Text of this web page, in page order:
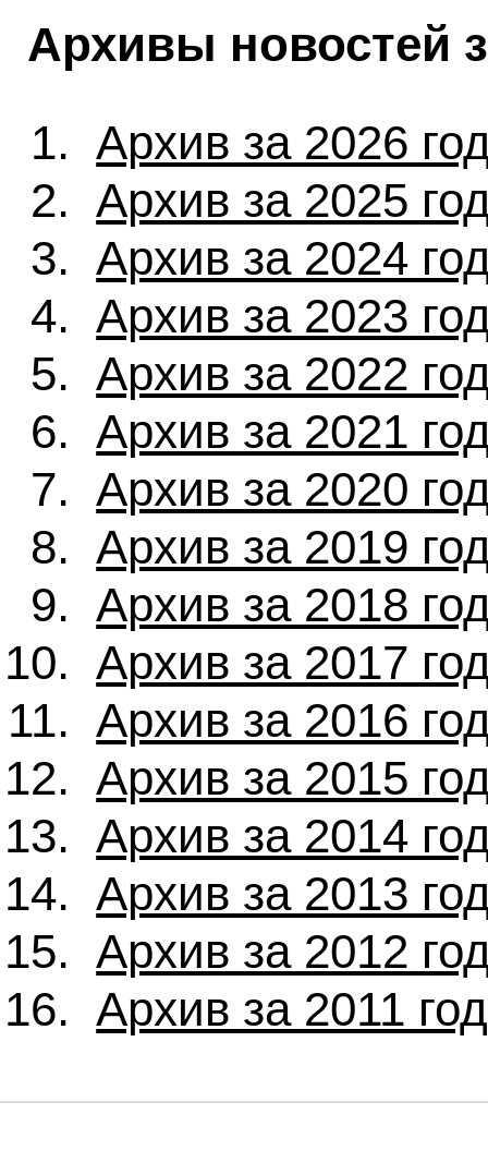
Архивы новостей
Архив за 2026
Архив за 2025
Архив за 2024
Архив за 2023
Архив за 2022
Архив за 2021
Архив за 2020
Архив за 2019
Архив за 2018
Архив за 2017
Архив за 2016
Архив за 2015
Архив за 2014
Архив за 2013
Архив за 2012
Архив за 2011 год